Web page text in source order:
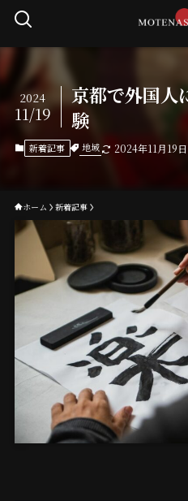
京都で外国人
験
2024
11/19
新着記事 地域 2024年11月19日
ホーム 新着記事